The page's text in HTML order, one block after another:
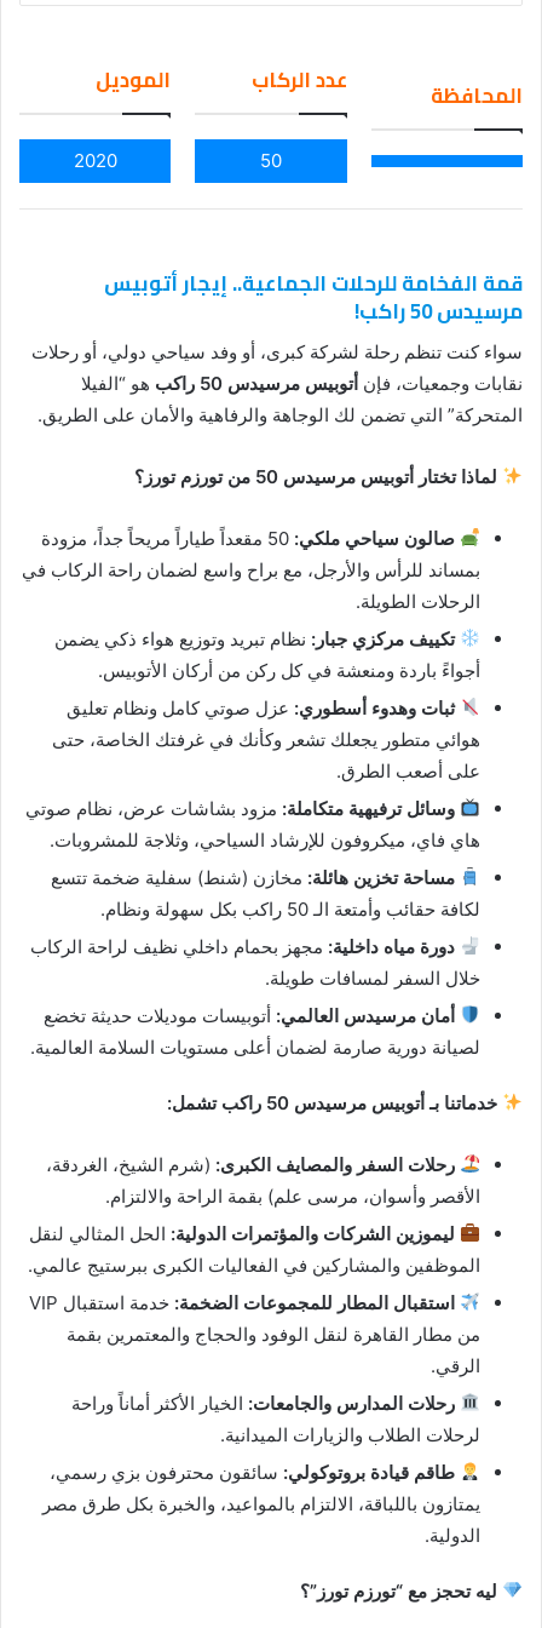
ail
المحافظة عدد الركاب
50
الموديل
2020
قمة الفخامة للرحلات الجماعية.. إيجار أتوبيس
مرسيدس 50 راكب!
سواء كنت تنظم رحلة لشركة كبرى، أو وفد سياحي دولي، أو رحلات
نقابات وجمعيات، فإن أتوبيس مرسيدس 50 راكب
هو “الفيلا
المتحركة” التي تضمن لك الوجاهة والرفاهية والأمان على الطريق.
لماذا تختار أتوبيس مرسيدس 50 من تورزم تورز؟
صالون سياحي ملكي:
50 مقعداً طياراً مريحاً جداً، مزودة
بمساند للرأس والأرجل، مع براح واسع لضمان راحة الركاب في
الرحلات الطويلة.
تكييف مركزي جبار: نظام تبريد وتوزيع هواء ذكي يضمن
أجواءً باردة ومنعشة في كل ركن من أركان الأتوبيس.
ثبات وهدوء أسطوري: عزل صوتي كامل ونظام تعليق
هوائي متطور يجعلك تشعر وكأنك في غرفتك الخاصة، حتى
على أصعب الطرق.
وسائل ترفيهية متكاملة: مزود بشاشات عرض، نظام صوتي
هاي فاي، ميكروفون للإرشاد السياحي، وثلاجة للمشروبات.
مساحة تخزين هائلة: مخازن (شنط) سفلية ضخمة تتسع
لكافة حقائب وأمتعة الـ 50 راكب بكل سهولة ونظام.
دورة مياه داخلية: مجهز بحمام داخلي نظيف لراحة الركاب
خلال السفر لمسافات طويلة.
أمان مرسيدس العالمي: أتوبيسات موديلات حديثة تخضع
لصيانة دورية صارمة لضمان أعلى مستويات السلامة العالمية.
خدماتنا بـ أتوبيس مرسيدس 50 راكب تشمل:
رحلات السفر والمصايف الكبرى: (شرم الشيخ، الغردقة،
الأقصر وأسوان، مرسى علم) بقمة الراحة والالتزام.
ليموزين الشركات والمؤتمرات الدولية: الحل المثالي لنقل
الموظفين والمشاركين في الفعاليات الكبرى ببرستيج عالمي.
استقبال المطار للمجموعات الضخمة:
خدمة استقبال VIP
من مطار القاهرة لنقل الوفود والحجاج والمعتمرين بقمة
الرقي.
رحلات المدارس والجامعات: الخيار الأكثر أماناً وراحة
لرحلات الطلاب والزيارات الميدانية.
طاقم قيادة بروتوكولي: سائقون محترفون بزي رسمي،
يمتازون باللباقة، الالتزام بالمواعيد، والخبرة بكل طرق مصر
الدولية.
ليه تحجز مع “تورزم تورز”؟